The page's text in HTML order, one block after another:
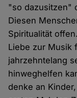
"so dazusitzen"
Diesen
Spiritualität
Liebe zur Musik
jahrzehntelang
hinweghelfen
denke an